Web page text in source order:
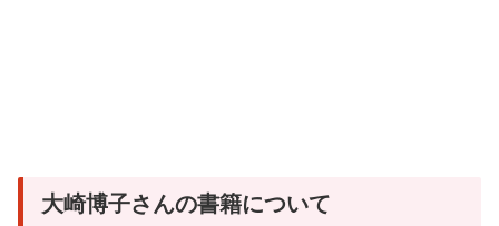
大崎博子さんの書籍について